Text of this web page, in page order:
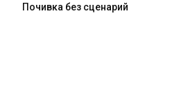
Почивка без сценарий